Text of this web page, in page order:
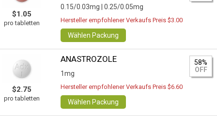
$1.05
pro tabletten
0.15/0.03mg | 0.25/0.05mg
Hersteller empfohlener Verkaufs Preis $3.00
Wählen Packung
$2.75
pro tabletten
ANASTROZOLE
1mg
58%
OFF
Hersteller empfohlener Verkaufs Preis $6.60
Wählen Packung